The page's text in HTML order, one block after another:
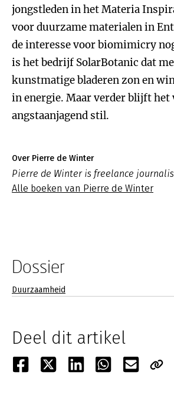
jongstleden in het Materia
voor duurzame materialen in
de interesse voor biomimicry
is het bedrijf SolarBotanic dat
kunstmatige bladeren zon en
in energie. Maar verder blijft het
angstaanjagend stil.
Over Pierre de Winter
Pierre de Winter is freelance
Alle boeken van Pierre de Winter
Dossier
Duurzaamheid
Deel dit artikel